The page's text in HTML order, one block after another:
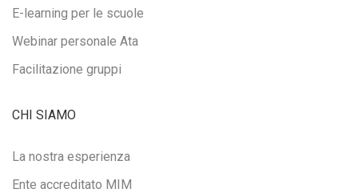
E-learning per le scuole
Webinar personale Ata
Facilitazione gruppi
CHI SIAMO
La nostra esperienza
Ente accreditato MIM